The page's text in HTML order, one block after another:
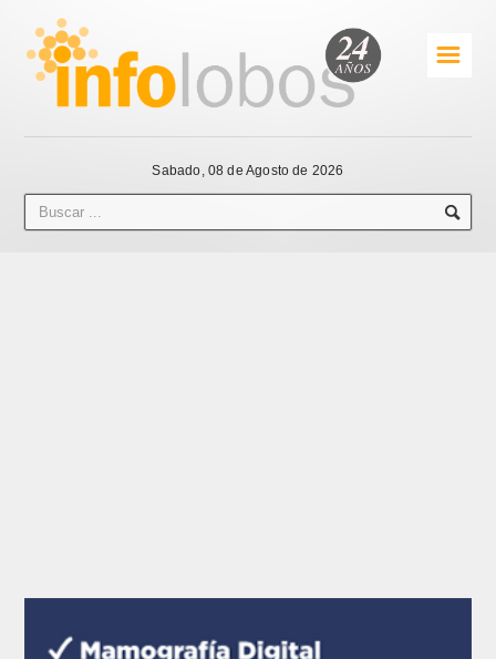
☰
Sabado, 08 de Agosto de 2026